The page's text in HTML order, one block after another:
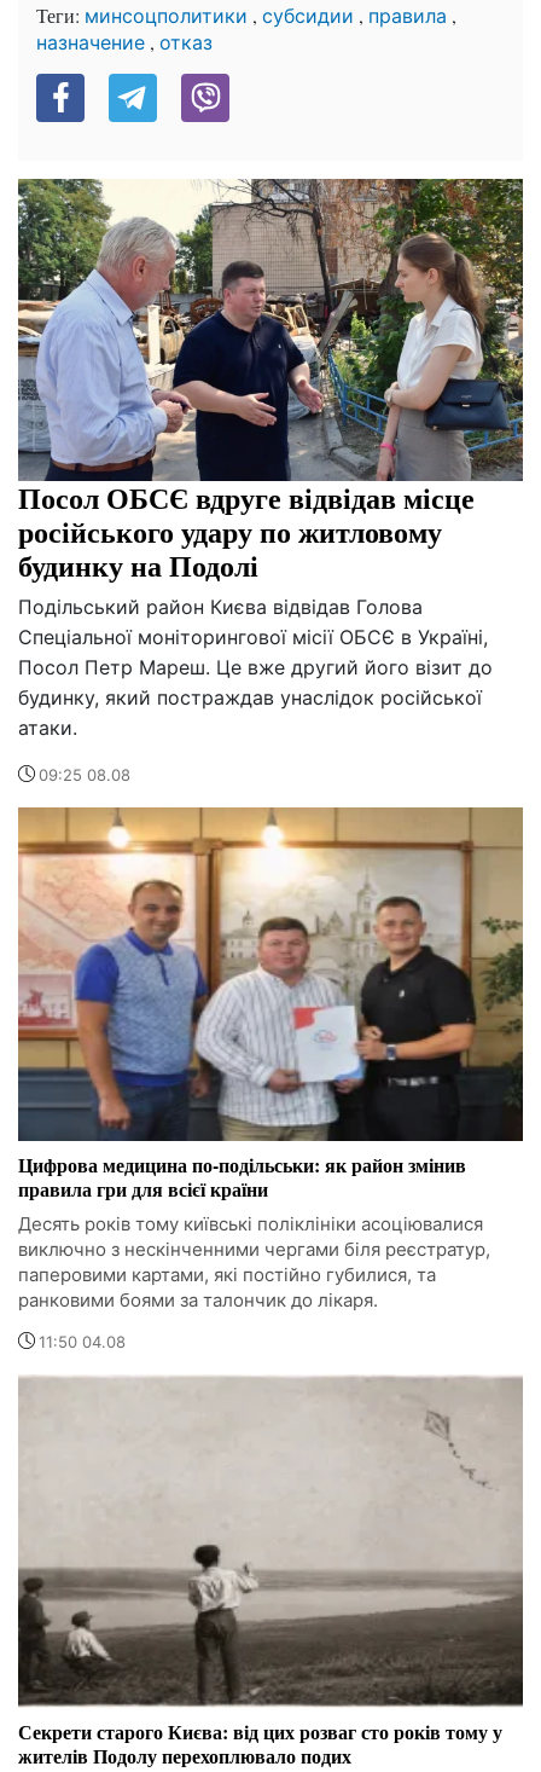
Теги: минсоцполитики , субсидии , правила ,
назначение , отказ
Посол ОБСЄ вдруге відвідав місце
російського удару по житловому
будинку на Подолі
Подільський район Києва відвідав Голова
Спеціальної моніторингової місії ОБСЄ в Україні,
Посол Петр Мареш. Це вже другий його візит до
будинку, який постраждав унаслідок російської
атаки.
09:25 08.08
Цифрова медицина по-подільськи: як район змінив
правила гри для всієї країни
Десять років тому київські поліклініки асоціювалися
виключно з нескінченними чергами біля реєстратур,
паперовими картами, які постійно губилися, та
ранковими боями за талончик до лікаря.
11:50 04.08
Секрети старого Києва: від цих розваг сто років тому у
жителів Подолу перехоплювало подих